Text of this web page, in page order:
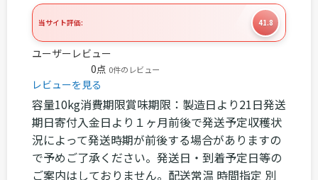
当サイト評価: 41.8
ユーザーレビュー
0点 0件のレビュー
レビューを見る
容量10kg消費期限賞味期限：製造日より21日発送
期日寄付入金日より１ヶ月前後で発送予定収穫状
況によって発送時期が前後する場合がありますの
で予めご了承ください。発送日・到着予定日等の
ご案内はしておりません。配送常温 時間指定 別